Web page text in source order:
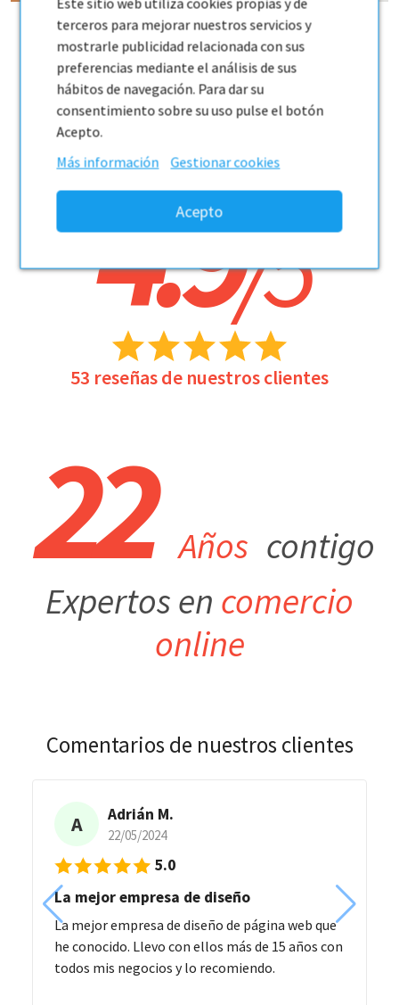
4.9/5
53 reseñas de nuestros clientes
22 Años contigo
Expertos en comercio
online
Comentarios de nuestros clientes
A Adrián M.
22/05/2024
5.0
La mejor empresa de diseño
La mejor empresa de diseño de página web que
he conocido. Llevo con ellos más de 15 años con
todos mis negocios y lo recomiendo.
terceros para mejorar nuestros servicios y
mostrarle publicidad relacionada con sus
preferencias mediante el análisis de sus
hábitos de navegación. Para dar su
consentimiento sobre su uso pulse el botón
Acepto.
Más información
Gestionar cookies